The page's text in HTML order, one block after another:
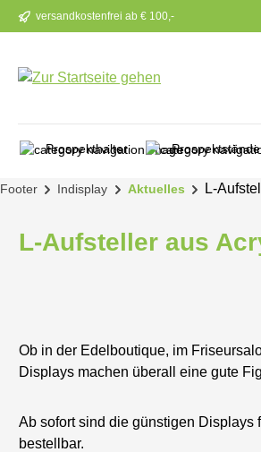
Hauptinhalt springen
Zur Suche springen
Zur Hauptnavigation springen
versandkostenfrei ab € 100,-
Prospekthalter
Footer Indisplay Aktuelles L-
L-Aufsteller aus
Ob in der Edelboutique, im
Displays machen überall eine gute
Ab sofort sind die günstigen Displays
bestellbar.